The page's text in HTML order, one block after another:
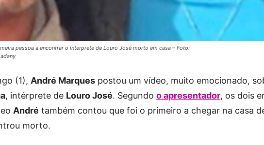
pessoa a encontrar o interprete de Louro José morto em casa – Foto:
(1), André Marques postou um vídeo, muito emocionado,
, intérprete de Louro José. Segundo o apresentador, os dois
André também contou que foi o primeiro a chegar na casa
morto.